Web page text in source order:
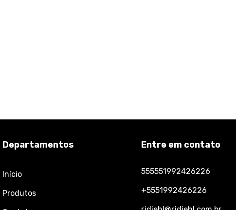
Departamentos
Início
Produtos
Entre em contato
555551992426226
+5551992426226